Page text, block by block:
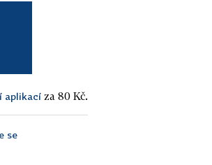
aplikací za 80 Kč.
se